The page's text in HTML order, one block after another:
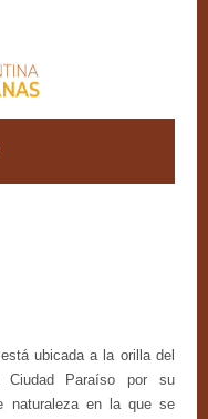
ubicada a la orilla del
Paraíso por su
naturaleza en la que se